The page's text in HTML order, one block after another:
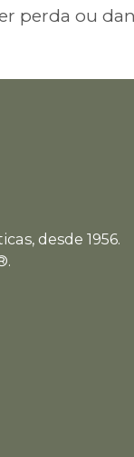
perda ou
desde 1956.